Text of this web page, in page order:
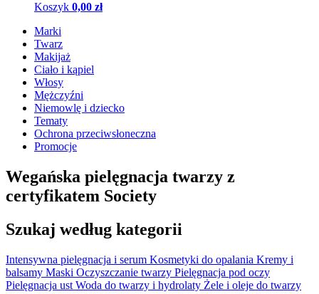
Koszyk 0,00 zł
Marki
Twarz
Makijaż
Ciało i kąpiel
Włosy
Mężczyźni
Niemowlę i dziecko
Tematy
Ochrona przeciwsłoneczna
Promocje
Wegańska pielęgnacja twarzy z
certyfikatem Society
Szukaj według kategorii
Intensywna pielęgnacja i serum Kosmetyki do opalania Kremy i
balsamy Maski Oczyszczanie twarzy Pielęgnacja pod oczy
Pielęgnacja ust Woda do twarzy i hydrolaty Żele i oleje do twarzy